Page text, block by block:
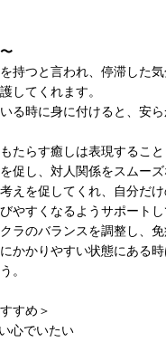
持つと言われ、停滞した
してくれます。
る時に身に付けると、安
たらす癒しは表現するこ
促し、対人関係をスムー
えを促してくれ、自分だ
やすくなるようサポートし
ラのバランスを調整し、
かかりやすい状態にある
。
すめ＞
心でいたい